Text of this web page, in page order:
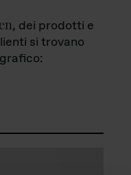
, dei prodotti e
si trovano